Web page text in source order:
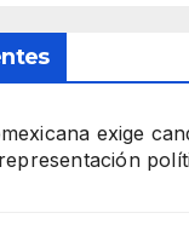
exige